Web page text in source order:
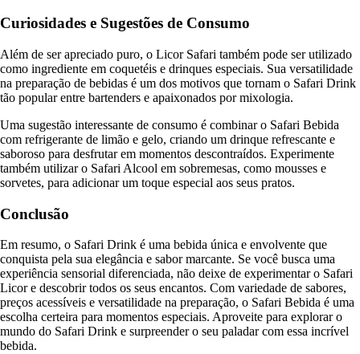
Curiosidades e Sugestões de Consumo
Além de ser apreciado puro, o Licor Safari também pode ser utilizado
como ingrediente em coquetéis e drinques especiais. Sua versatilidade
na preparação de bebidas é um dos motivos que tornam o Safari Drink
tão popular entre bartenders e apaixonados por mixologia.
Uma sugestão interessante de consumo é combinar o Safari Bebida
com refrigerante de limão e gelo, criando um drinque refrescante e
saboroso para desfrutar em momentos descontraídos. Experimente
também utilizar o Safari Alcool em sobremesas, como mousses e
sorvetes, para adicionar um toque especial aos seus pratos.
Conclusão
Em resumo, o Safari Drink é uma bebida única e envolvente que
conquista pela sua elegância e sabor marcante. Se você busca uma
experiência sensorial diferenciada, não deixe de experimentar o Safari
Licor e descobrir todos os seus encantos. Com variedade de sabores,
preços acessíveis e versatilidade na preparação, o Safari Bebida é uma
escolha certeira para momentos especiais. Aproveite para explorar o
mundo do Safari Drink e surpreender o seu paladar com essa incrível
bebida.